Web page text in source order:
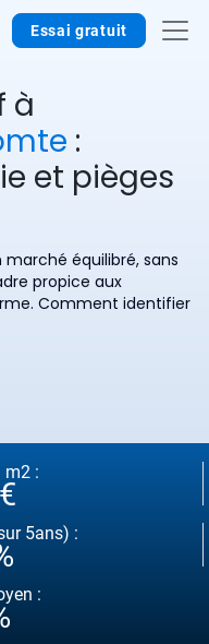
Essai gratuit
à
:
et pièges
équilibré, sans
propice aux
Comment identifier
m2 :
5ans) :
: